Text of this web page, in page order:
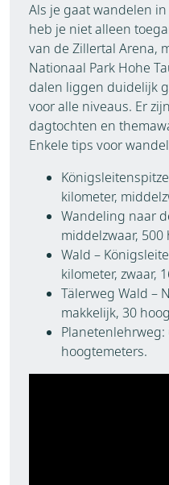
Als je gaat wandelen
heb je niet alleen
van de Zillertal Arena,
Nationaal Park Hohe
dalen liggen duidelijk
voor alle niveaus. Er
dagtochten en
Enkele tips voor
kilometer,
Wandeling naar
middelzwaar,
Wald –
kilometer, zwaar,
Tälerweg Wald –
makkelijk, 30
Planetenlehrweg:
hoogtemeters.